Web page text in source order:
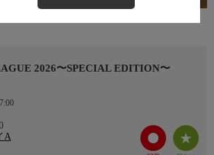
2026〜SPECIAL EDITION〜
A